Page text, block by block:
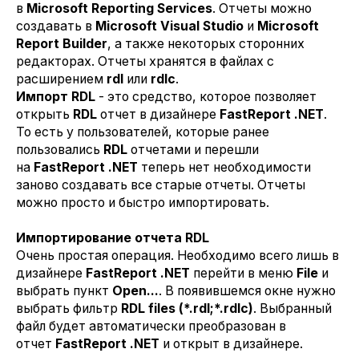
в Microsoft Reporting Services. Отчеты можно
создавать в Microsoft Visual Studio и Microsoft
Report Builder, а также некоторых сторонних
редакторах. Отчеты хранятся в файлах с
расширением rdl или rdlc.
Импорт RDL - это средство, которое позволяет
открыть RDL отчет в дизайнере FastReport .NET.
То есть у пользователей, которые ранее
пользовались RDL отчетами и перешли
на FastReport .NET теперь нет необходимости
заново создавать все старые отчеты. Отчеты
можно просто и быстро импортировать.
Импортирование отчета RDL
Очень простая операция. Необходимо всего лишь в
дизайнере FastReport .NET перейти в меню File и
выбрать пункт Open.... В появившемся окне нужно
выбрать фильтр RDL files (*.rdl;*.rdlc). Выбранный
файл будет автоматически преобразован в
отчет FastReport .NET и открыт в дизайнере.